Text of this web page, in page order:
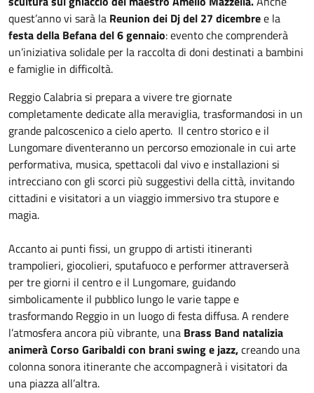
quest’anno vi sarà la Reunion dei Dj del 27 dicembree la
festa della Befana del 6 gennaio: evento che comprenderà
un’iniziativa solidale per la raccolta di doni destinati a bambini
e famiglie in difficoltà.
Reggio Calabria si prepara a vivere tre giornate
completamente dedicate alla meraviglia, trasformandosi in un
grande palcoscenico a cielo aperto. Il centro storico e il
Lungomare diventeranno un percorso emozionale in cui arte
performativa, musica, spettacoli dal vivo e installazioni si
intrecciano con gli scorci più suggestivi della città, invitando
cittadini e visitatori a un viaggio immersivo tra stupore e
magia.
Accanto ai punti fissi, un gruppo di artisti itineranti
trampolieri, giocolieri, sputafuoco e performer attraverserà
per tre giorni il centro e il Lungomare, guidando
simbolicamente il pubblico lungo le varie tappe e
trasformando Reggio in un luogo di festa diffusa. A rendere
l’atmosfera ancora più vibrante, una Brass Band natalizia
animerà Corso Garibaldi con brani swing e jazz,creando una
colonna sonora itinerante che accompagnerà i visitatori da
una piazza all’altra.